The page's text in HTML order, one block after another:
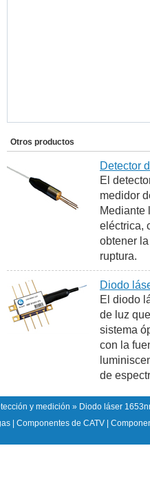
Otros productos
Detector
El
medidor
Mediante
eléctrica,
obtener
ruptura.
Diodo
El diodo
de luz
sistema
con la
de
y medición » Diodo láser
Componentes de CATV